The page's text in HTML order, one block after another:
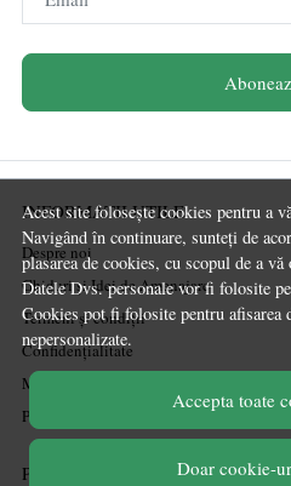
Acest site folosește cookies pentru a
Navigând în continuare, sunteți de
plasarea de cookies, cu scopul de a
Datele Dvs. personale vor fi folosite
Cookies pot fi folosite pentru afisarea
nepersonalizate.
Accepta toate
Doar cookie-
INFORMATII UTILE
Despre noi
Ghiduri și Idei de Amenajare
Termeni și condiții
Confidențialitate
Mărturiile clienților
Politica de Cookies
PLATA SI LIVRARE